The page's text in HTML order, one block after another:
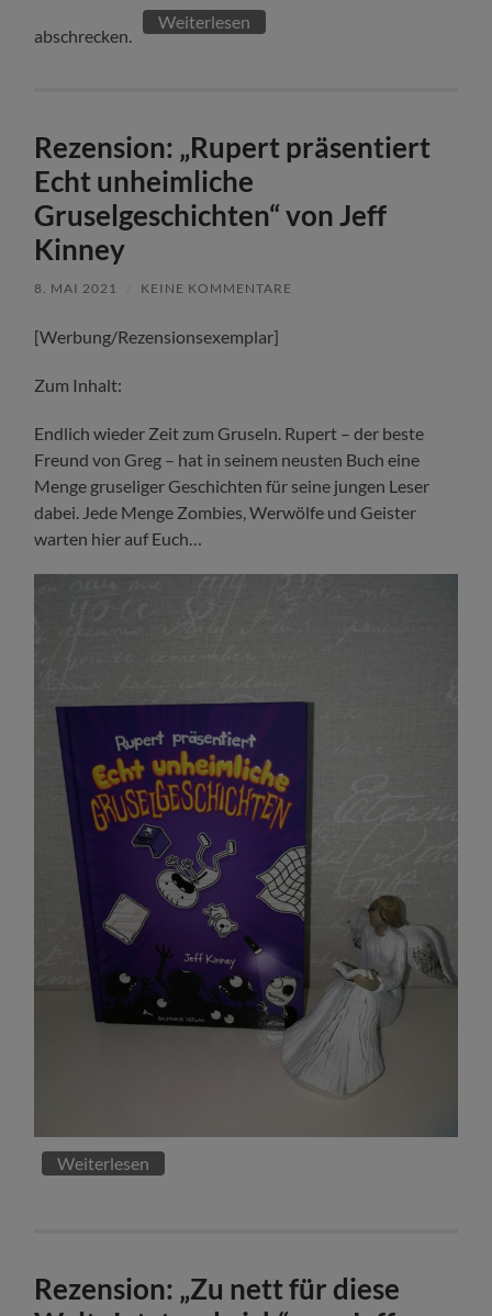
abschrecken.
Weiterlesen
Rezension: „Rupert präsentiert
Echt unheimliche
Gruselgeschichten“ von Jeff
Kinney
8. MAI 2021 KEINE KOMMENTARE
[Werbung/Rezensionsexemplar]
Zum Inhalt:
Endlich wieder Zeit zum Gruseln. Rupert – der beste
Freund von Greg – hat in seinem neusten Buch eine
Menge gruseliger Geschichten für seine jungen Leser
dabei. Jede Menge Zombies, Werwölfe und Geister
warten hier auf Euch…
Weiterlesen
Rezension: „Zu nett für diese